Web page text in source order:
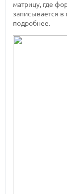
матрицу, где
записывается в
подробнее.